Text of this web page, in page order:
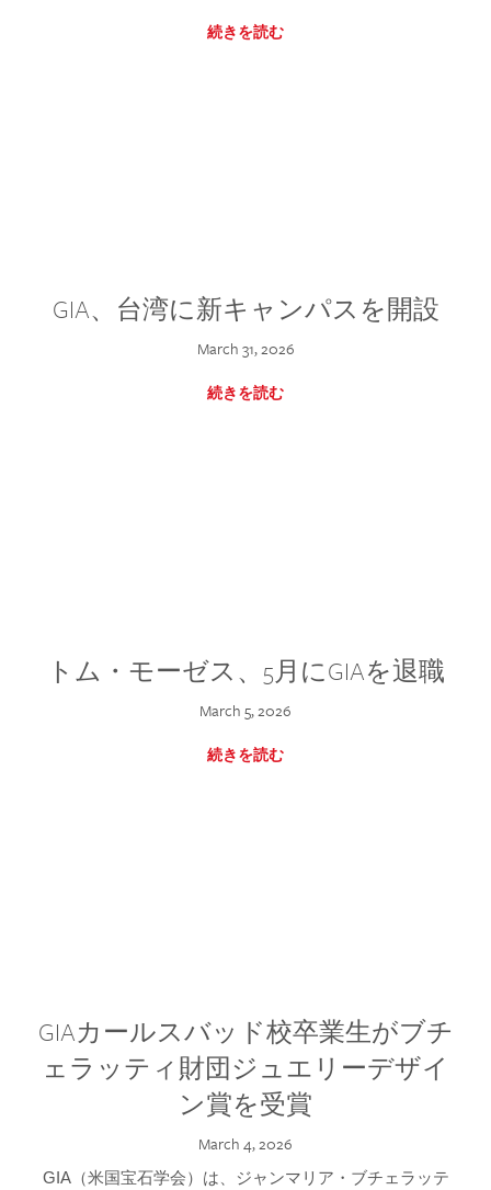
続きを読む
GIA、台湾に新キャンパスを開設
March 31, 2026
続きを読む
トム・モーゼス、5月にGIAを退職
March 5, 2026
続きを読む
GIAカールスバッド校卒業生がブチ
ェラッティ財団ジュエリーデザイ
ン賞を受賞
March 4, 2026
GIA（米国宝石学会）は、ジャンマリア・ブチェラッテ